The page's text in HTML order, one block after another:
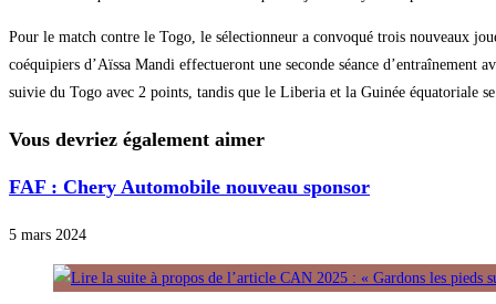
Pour le match contre le Togo, le sélectionneur a convoqué trois nouveaux
coéquipiers d’Aïssa Mandi effectueront une seconde séance
suivie du Togo avec 2 points, tandis que le Liberia et la Guinée équatoriale
Vous devriez également aimer
FAF : Chery Automobile nouveau sponsor
5 mars 2024